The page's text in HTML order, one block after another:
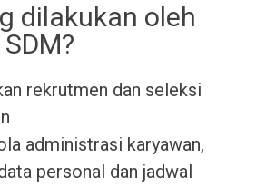
dilakukan oleh
rekrutmen dan seleksi
administrasi karyawan,
personal dan jadwal